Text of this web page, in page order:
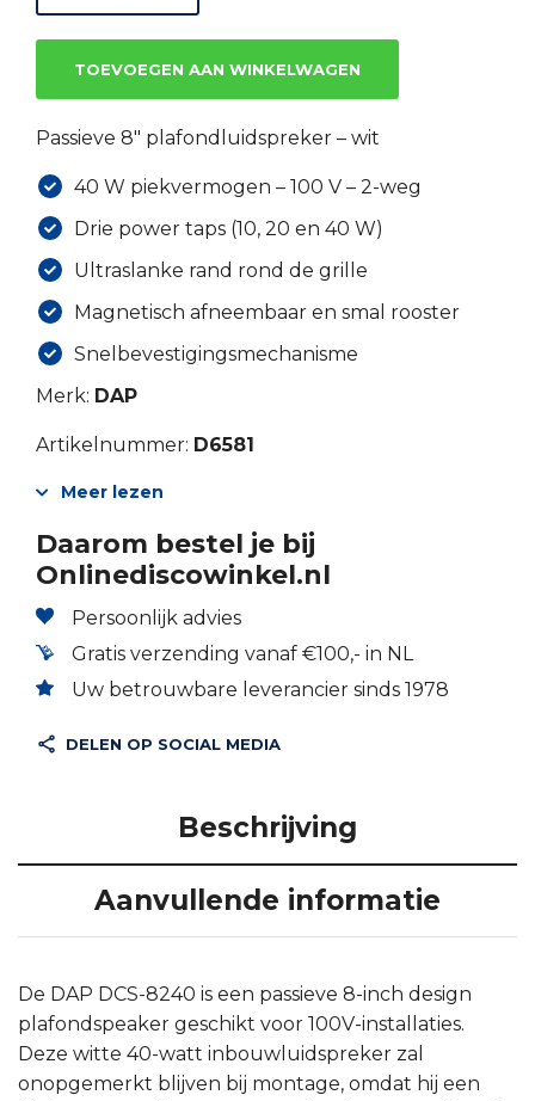
TOEVOEGEN AAN WINKELWAGEN
Passieve 8″ plafondluidspreker – wit
40 W piekvermogen – 100 V – 2-weg
Drie power taps (10, 20 en 40 W)
Ultraslanke rand rond de grille
Magnetisch afneembaar en smal rooster
Snelbevestigingsmechanisme
Merk: DAP
Artikelnummer: D6581
Meer lezen
Daarom bestel je bij
Onlinediscowinkel.nl
Persoonlijk advies
Gratis verzending vanaf €100,- in NL
Uw betrouwbare leverancier sinds 1978
DELEN OP SOCIAL MEDIA
Beschrijving
Aanvullende informatie
De DAP DCS-8240 is een passieve 8-inch design
plafondspeaker geschikt voor 100V-installaties.
Deze witte 40-watt inbouwluidspreker zal
onopgemerkt blijven bij montage, omdat hij een